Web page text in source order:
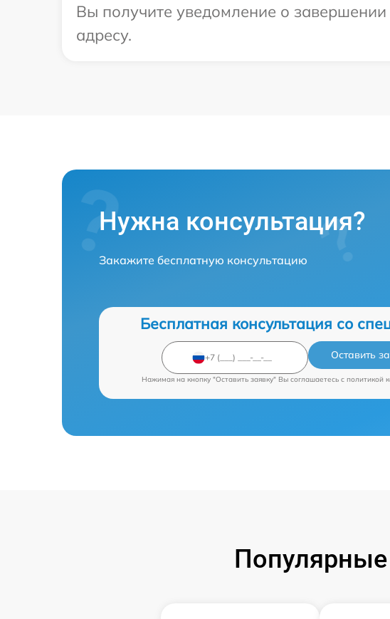
Вы получите уведомление о
адресу.
Нужна консультация?
Закажите бесплатную консультацию
Бесплатная консультация со
Оставить
Нажимая на кнопку "Оставить заявку" Вы соглашаетесь c политикой